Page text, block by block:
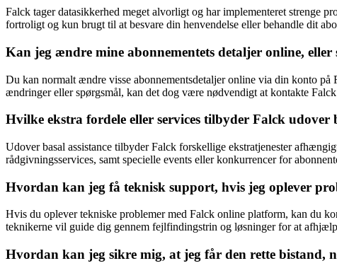
Falck tager datasikkerhed meget alvorligt og har implementeret strenge
fortroligt og kun brugt til at besvare din henvendelse eller behandle dit
Kan jeg ændre mine abonnementets detaljer online,
Du kan normalt ændre visse abonnementsdetaljer online via din konto
ændringer eller spørgsmål, kan det dog være nødvendigt at kontakte
Hvilke ekstra fordele eller services tilbyder Falck udover
Udover basal assistance tilbyder Falck forskellige ekstratjenester
rådgivningsservices, samt specielle events eller konkurrencer for
Hvordan kan jeg få teknisk support, hvis jeg oplever
Hvis du oplever tekniske problemer med Falck online platform, kan du
teknikerne vil guide dig gennem fejlfindingstrin og løsninger for at
Hvordan kan jeg sikre mig, at jeg får den rette bistand,